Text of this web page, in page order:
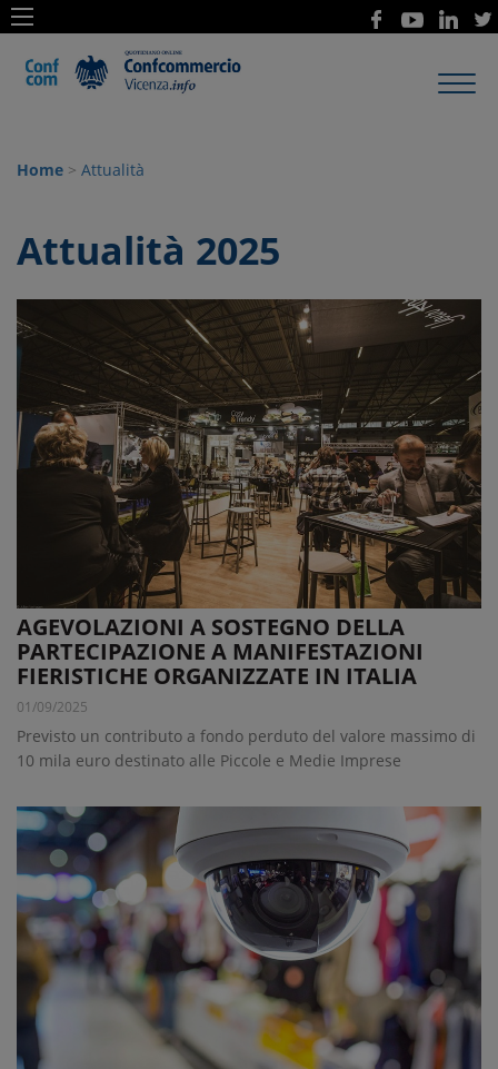
Home > Attualità
Attualità 2025
AGEVOLAZIONI A SOSTEGNO DELLA
PARTECIPAZIONE A MANIFESTAZIONI
FIERISTICHE ORGANIZZATE IN ITALIA
01/09/2025
Previsto un contributo a fondo perduto del valore massimo di
10 mila euro destinato alle Piccole e Medie Imprese